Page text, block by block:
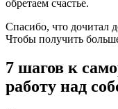
обретаем счастье.
Спасибо, что дочитал
Чтобы получить
7 шагов к
работу над